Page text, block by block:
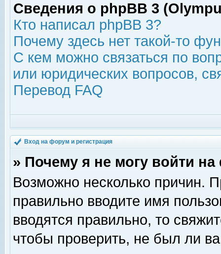
Сведения о phpBB 3
Кто написал phpBB 3?
Почему здесь нет такой-то
С кем можно связаться по
или юридических вопросов,
Перевод FAQ
Вход на форум и регистрация
» Почему я не могу войти
Возможно несколько причин.
правильно вводите имя
вводятся правильно, то
чтобы проверить, не был ли